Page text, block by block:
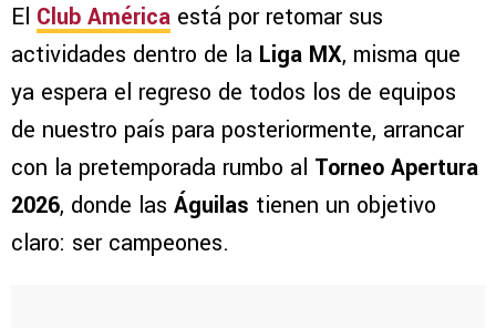
El Club América está por retomar sus
actividades dentro de la Liga MX, misma que
ya espera el regreso de todos los de equipos
de nuestro país para posteriormente, arrancar
con la pretemporada rumbo al Torneo Apertura
2026, donde las Águilas tienen un objetivo
claro: ser campeones.